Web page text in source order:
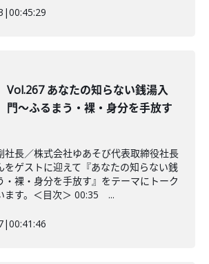
|00:45:29
Vol.267 あなたの知らない銭湯入
門〜ふるまう・裸・身分を手放す
社長／株式会社ゆあそび代表取締役社長
をゲストに迎えて『あなたの知らない銭
・裸・身分を手放す』をテーマにトーク
ます。＜目次＞ 00:35 ...
|00:41:46